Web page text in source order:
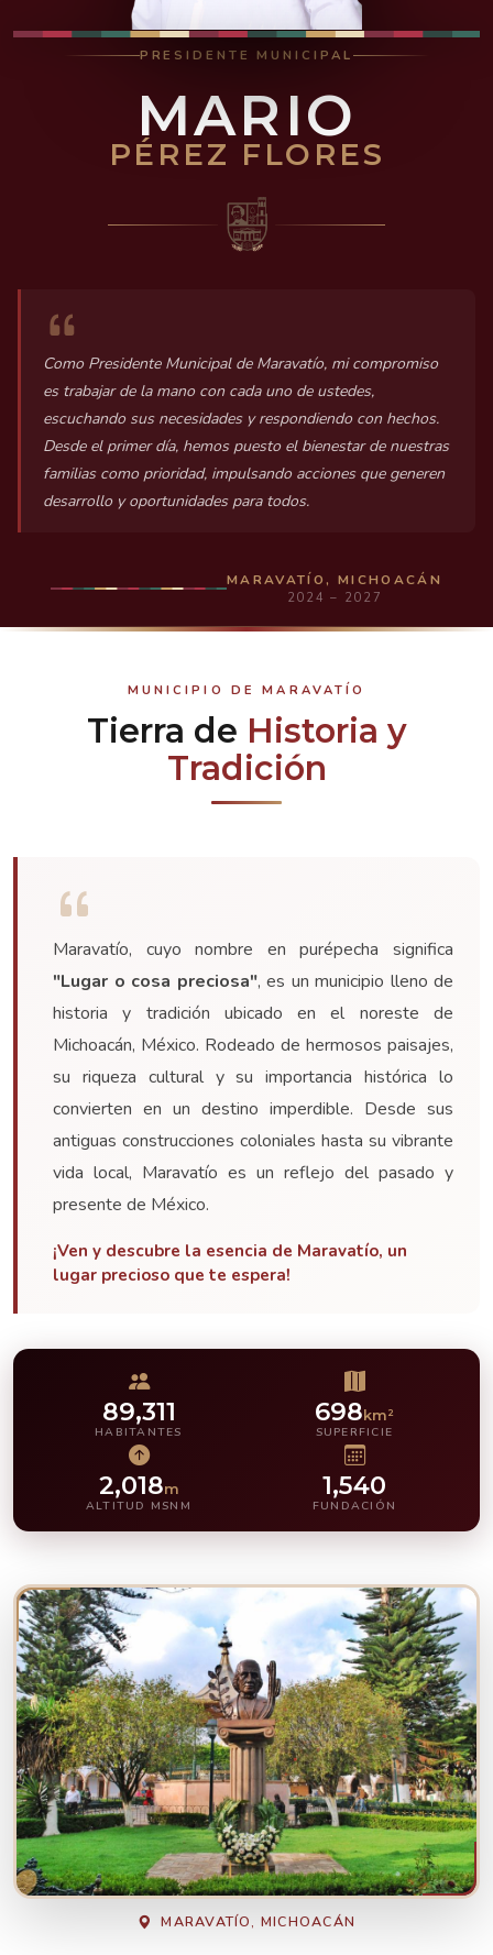
PRESIDENTE MUNICIPAL
MARIO
PÉREZ FLORES
Como Presidente Municipal de Maravatío, mi compromiso
es trabajar de la mano con cada uno de ustedes,
escuchando sus necesidades y respondiendo con hechos.
Desde el primer día, hemos puesto el bienestar de nuestras
familias como prioridad, impulsando acciones que generen
desarrollo y oportunidades para todos.
MARAVATÍO, MICHOACÁN
2024 – 2027
MUNICIPIO DE MARAVATÍO
Tierra de Historia y
Tradición
Maravatío, cuyo nombre en purépecha significa
"Lugar o cosa preciosa", es un municipio lleno de
historia y tradición ubicado en el noreste de
Michoacán, México. Rodeado de hermosos paisajes,
su riqueza cultural y su importancia histórica lo
convierten en un destino imperdible. Desde sus
antiguas construcciones coloniales hasta su vibrante
vida local, Maravatío es un reflejo del pasado y
presente de México.
¡Ven y descubre la esencia de Maravatío, un
lugar precioso que te espera!
89,311
HABITANTES
698 km²
SUPERFICIE
2,018m
ALTITUD MSNM
1,540
FUNDACIÓN
MARAVATÍO, MICHOACÁN